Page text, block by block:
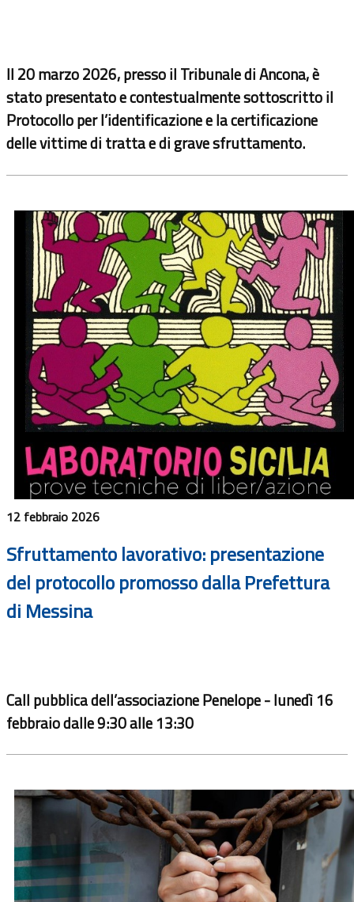
Il 20 marzo 2026, presso il Tribunale di Ancona, è
stato presentato e contestualmente sottoscritto il
Protocollo per l’identificazione e la certificazione
delle vittime di tratta e di grave sfruttamento.
12 febbraio 2026
Sfruttamento lavorativo: presentazione
del protocollo promosso dalla Prefettura
di Messina
Call pubblica dell’associazione Penelope - lunedì 16
febbraio dalle 9:30 alle 13:30